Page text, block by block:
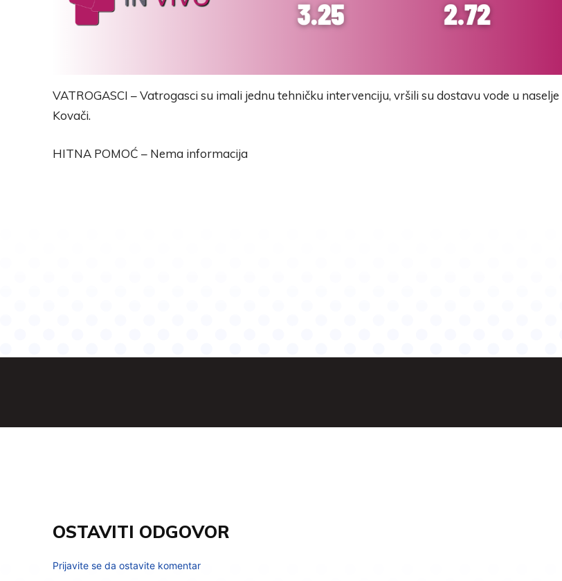
VATROGASCI – Vatrogasci su imali jednu tehničku intervenciju, vršili su dostavu vode u naselje
Kovači.
HITNA POMOĆ – Nema informacija
OSTAVITI ODGOVOR
Prijavite se da ostavite komentar